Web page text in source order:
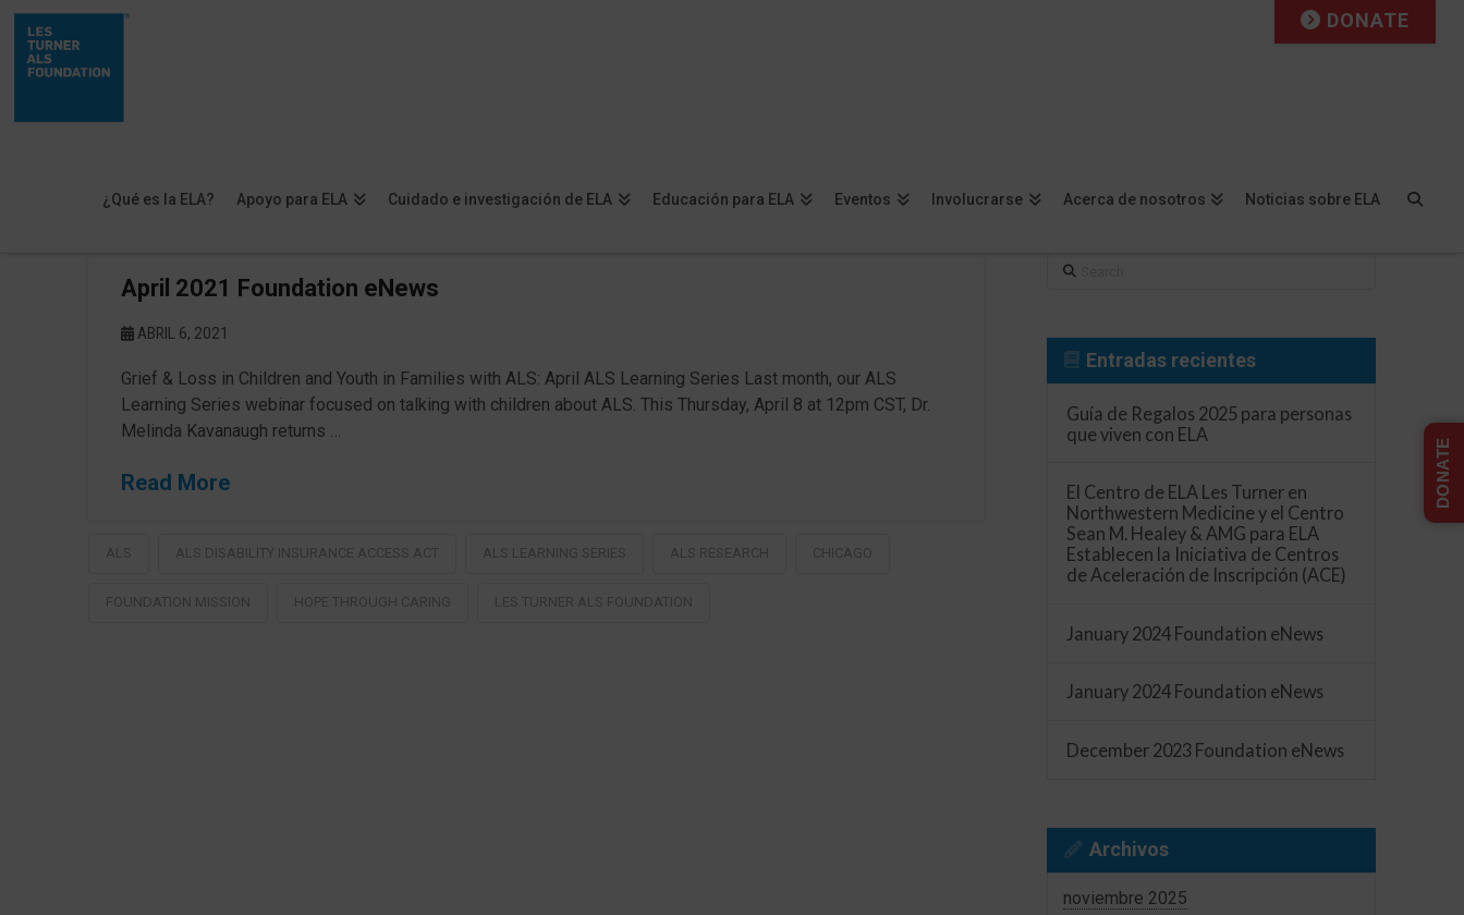
¿Qué es la ELA? Apoyo para ELA Cuidado e investigación de ELA Educación para ELA Eventos Involucrarse Acerca de nosotros Noticias sobre ELA
DONATE
April 2021 Foundation eNews
ABRIL 6, 2021
Grief & Loss in Children and Youth in Families with ALS: April ALS Learning Series Last month, our ALS
Learning Series webinar focused on talking with children about ALS. This Thursday, April 8 at 12pm CST, Dr.
Melinda Kavanaugh returns …
Read More
ALS ALS DISABILITY INSURANCE ACCESS ACT ALS LEARNING SERIES ALS RESEARCH CHICAGO
FOUNDATION MISSION HOPE THROUGH CARING LES TURNER ALS FOUNDATION
Search
Entradas recientes
Guía de Regalos 2025 para personas
que viven con ELA
El Centro de ELA Les Turner en
Northwestern Medicine y el Centro
Sean M. Healey & AMG para ELA
Establecen la Iniciativa de Centros
de Aceleración de Inscripción (ACE)
January 2024 Foundation eNews
January 2024 Foundation eNews
December 2023 Foundation eNews
Archivos
noviembre 2025
DONATE